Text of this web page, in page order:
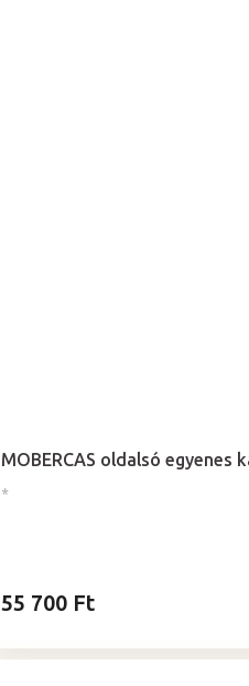
MOBERCAS oldalsó egyenes
*
55 700 Ft